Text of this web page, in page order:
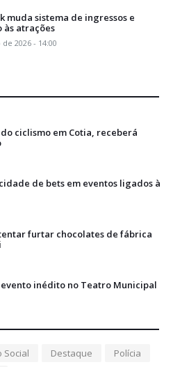
muda sistema de ingressos e
às atrações
2026 - 14:00
ciclismo em Cotia, receberá
de bets em eventos ligados à
furtar chocolates de fábrica
inédito no Teatro Municipal
Social Destaque
Polícia